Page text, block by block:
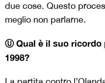
due cose. Questo
meglio non parlarne.
Ⓤ Qual è il suo ricordo
1998?